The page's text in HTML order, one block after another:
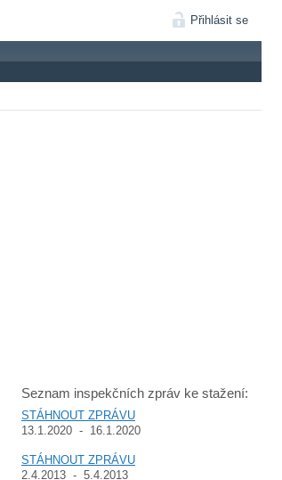
Přihlásit se
Seznam inspekčních zpráv ke stažení:
STÁHNOUT ZPRÁVU
13.1.2020 - 16.1.2020
STÁHNOUT ZPRÁVU
2.4.2013 - 5.4.2013